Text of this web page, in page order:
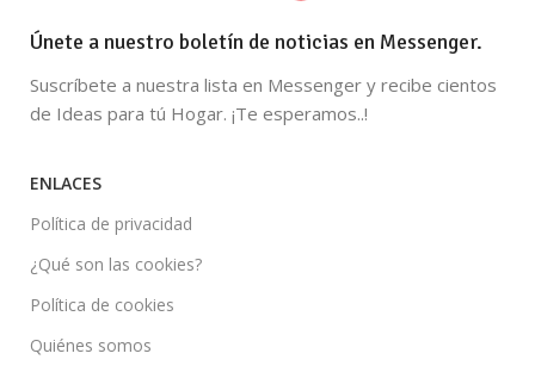
Únete a nuestro boletín de noticias en Messenger.
Suscríbete a nuestra lista en Messenger y recibe cientos
de Ideas para tú Hogar. ¡Te esperamos..!
ENLACES
Política de privacidad
¿Qué son las cookies?
Política de cookies
Quiénes somos